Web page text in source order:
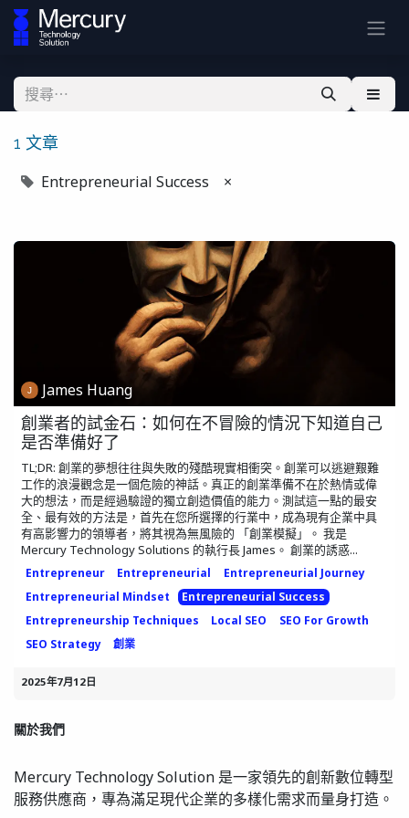
1 文章
Entrepreneurial Success ×
James Huang
創業者的試金石：如何在不冒險的情況下知道自己
是否準備好了
TL;DR: 創業的夢想往往與失敗的殘酷現實相衝突。創業可以逃避艱難
工作的浪漫觀念是一個危險的神話。真正的創業準備不在於熱情或偉
大的想法，而是經過驗證的獨立創造價值的能力。測試這一點的最安
全、最有效的方法是，首先在您所選擇的行業中，成為現有企業中具
有高影響力的領導者，將其視為無風險的 「創業模擬」。 我是
Mercury Technology Solutions 的執行長 James。 創業的誘惑...
Entrepreneur Entrepreneurial
Entrepreneurial Journey
Entrepreneurial Mindset
Entrepreneurial Success
Entrepreneurship Techniques
Local SEO
SEO For Growth
SEO Strategy
創業
2025年7月12日
關於我們
Mercury Technology Solution 是一家領先的創新數位轉型
服務供應商，專為滿足現代企業的多樣化需求而量身打造。